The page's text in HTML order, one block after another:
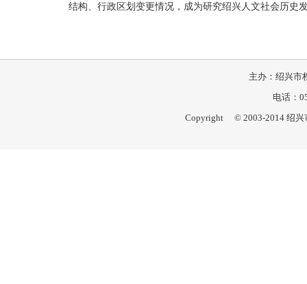
结构、行政区划变更情况，成为研究绍兴人文社会历史
主办：绍兴市
电话：
Copyright © 2003-2014 绍兴